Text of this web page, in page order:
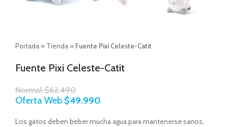
Portada » Tienda » Fuente Pixi Celeste-Catit
Fuente Pixi Celeste-Catit
Normal$62.490
Oferta Web $49.990
Los gatos deben beber mucha agua para mantenerse sanos,